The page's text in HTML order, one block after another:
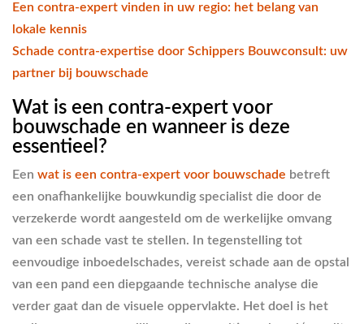
Een contra-expert vinden in uw regio: het belang van
lokale kennis
Schade contra-expertise door Schippers Bouwconsult: uw
partner bij bouwschade
Wat is een contra-expert voor
bouwschade en wanneer is deze
essentieel?
Een wat is een contra-expert voor bouwschade betreft
een onafhankelijke bouwkundig specialist die door de
verzekerde wordt aangesteld om de werkelijke omvang
van een schade vast te stellen. In tegenstelling tot
eenvoudige inboedelschades, vereist schade aan de opstal
van een pand een diepgaande technische analyse die
verder gaat dan de visuele oppervlakte. Het doel is het